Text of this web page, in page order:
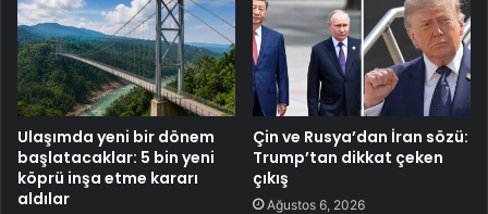
Ulaşımda yeni bir dönem
başlatacaklar: 5 bin yeni
köprü inşa etme kararı
aldılar
Çin ve Rusya’dan İran sözü:
Trump’tan dikkat çeken
çıkış
Ağustos 6, 2026